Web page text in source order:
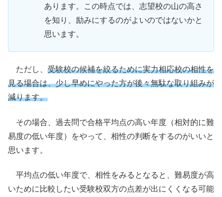
あります。この時点では、志望校の山の高さ
を知り、励みにするのがよいのではないかと
思います。
ただし、 受験校の候補を絞るために実力相応校の相性を
見る場合は、少し早めにやった方が後々無駄な取り組みが
減ります。
その場合、過去問で合格平均点の高い年度（相対的に難
易度の低い年度）をやって、相性の判断をするのがいいと
思います。
平均点の低い年度で、相性をみるとなると、難易度が高
いために比較したい受験校双方の点差が出にくくなる可能